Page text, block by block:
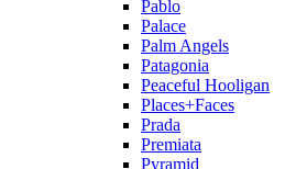
Pablo
Palace
Palm Angels
Patagonia
Peaceful Hooligan
Places+Faces
Prada
Premiata
Pyramid